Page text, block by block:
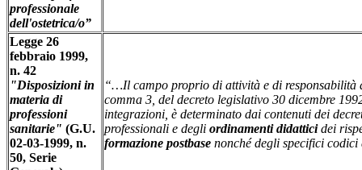
professionale
dell'ostetrica/o”
Legge 26
febbraio 1999,
n. 42
"Disposizioni in
materia di
professioni
sanitarie" (G.U.
02-03-1999, n.
50, Serie
“…Il campo proprio di attività e di
comma 3, del decreto legislativo 30 dicembre
integrazioni, è determinato dai contenuti dei
professionali e degli ordinamenti didatticidei
formazione postbase nonché degli specifici